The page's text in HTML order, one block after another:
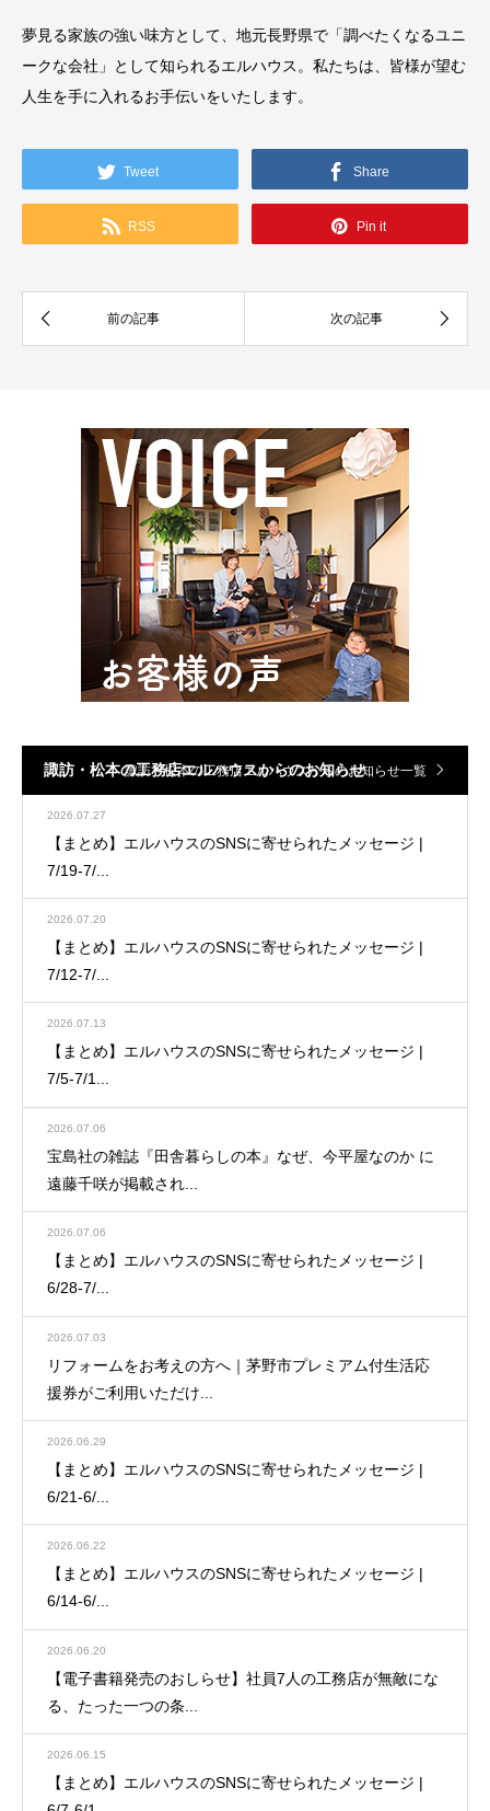
夢見る家族の強い味方として、地元長野県で「調べたくなるユニ
ークな会社」として知られるエルハウス。私たちは、皆様が望む
人生を手に入れるお手伝いをいたします。
Tweet Share
RSS Pin it
諏訪・松本の工務店エルハウスからのお知らせ
諏訪・松本の工務店エルハウスからのお知らせ一覧
2026.07.27
【まとめ】エルハウスのSNSに寄せられたメッセージ |
7/19-7/...
2026.07.20
【まとめ】エルハウスのSNSに寄せられたメッセージ |
7/12-7/...
2026.07.13
【まとめ】エルハウスのSNSに寄せられたメッセージ |
7/5-7/1...
2026.07.06
宝島社の雑誌『田舎暮らしの本』なぜ、今平屋なのか に
遠藤千咲が掲載され...
2026.07.06
【まとめ】エルハウスのSNSに寄せられたメッセージ |
6/28-7/...
2026.07.03
リフォームをお考えの方へ｜茅野市プレミアム付生活応
援券がご利用いただけ...
2026.06.29
【まとめ】エルハウスのSNSに寄せられたメッセージ |
6/21-6/...
2026.06.22
【まとめ】エルハウスのSNSに寄せられたメッセージ |
6/14-6/...
2026.06.20
【電子書籍発売のおしらせ】社員7人の工務店が無敵にな
る、たった一つの条...
2026.06.15
【まとめ】エルハウスのSNSに寄せられたメッセージ |